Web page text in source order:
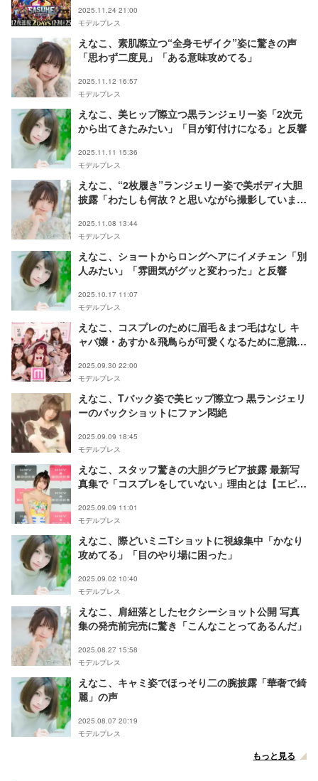
2025.11.24 21:00
モデルプレス
えなこ、素肌際立つ“全身モザイク”姿に驚きの声
「思わず二度見」「ある意味攻めてる」
2025.11.12 16:57
モデルプレス
えなこ、美ヒップ際立つ黒ランジェリー姿「2次元
から出てきたみたい」「目が釘付けになる」と反響
2025.11.11 15:36
モデルプレス
えなこ、“2枚履き”ランジェリー姿で美ボディ大胆
披露「わたしも何故？と思いながら撮影していま
2025.11.08 13:44
モデルプレス
えなこ、ショートからロングヘアにイメチェン「別
人みたい」「雰囲気がグッと変わった」と反響
2025.10.17 11:07
モデルプレス
えなこ、コスプレのために眉毛＆まつ毛はなし キ
ャバ嬢・あすか＆飛鳥らが可愛くなるために意識し
2025.09.30 22:00
モデルプレス
えなこ、Tバック姿で美ヒップ際立つ 黒ランジェリ
ーのバックショットにファン悶絶
2025.09.09 18:45
モデルプレス
えなこ、スタッフ驚きの大胆グラビア披露 最新写
真集で「コスプレをしていない」理由とは【エピロ
2025.09.09 11:01
モデルプレス
えなこ、際どいミニTショットに視線集中「かなり
攻めてる」「目のやり場に困った」
2025.09.02 10:40
モデルプレス
えなこ、肩紐落としたセクシーショット公開 写真
集の発売前完売に驚き「こんなことってあるんだ」
2025.08.27 15:58
モデルプレス
えなこ、キャミ姿でほっそり二の腕披露「華奢で綺
麗」の声
2025.08.07 20:19
モデルプレス
もっと見る